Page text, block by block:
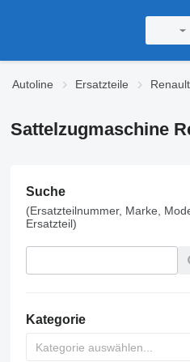
Autoline Ersatzteile
Sattelzugmaschine
Suche
(Ersatzteilnummer, Marke,
Ersatzteil)
Kategorie